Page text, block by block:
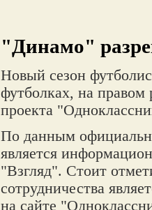
"Динамо"
Новый сезон
футболках, на правом
проекта
По данным
является
"Взгляд". Стоит
сотрудничества
на сайте